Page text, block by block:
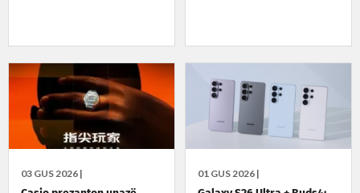
03 GUS 2026 | 01 GUS 2026 |